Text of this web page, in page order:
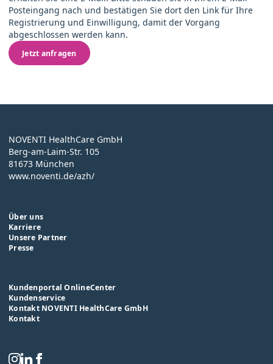
Posteingang nach und bestätigen Sie dort den Link für Ihre
Registrierung und Einwilligung, damit der Vorgang
abgeschlossen werden kann.
Jetzt anfragen
NOVENTI HealthCare GmbH
Berg-am-Laim-Str. 105
81673 München
www.noventi.de/azh/
Über uns
Karriere
Unsere Partner
Presse
Kundenportal OnlineCenter
Kundenservice
Kontakt NOVENTI HealthCare GmbH
Kontakt